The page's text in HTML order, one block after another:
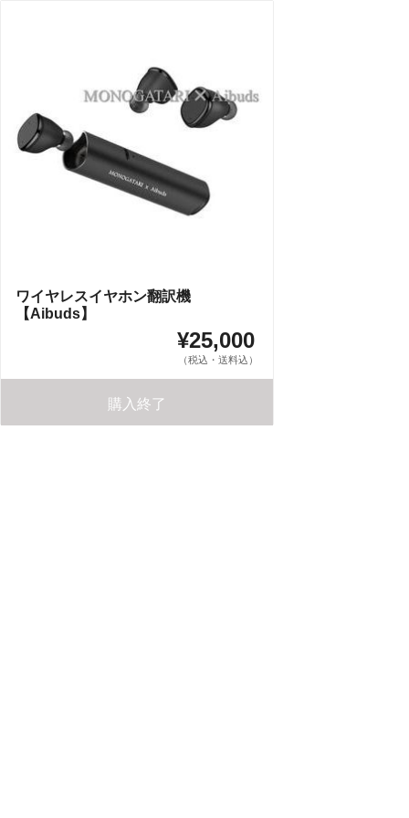
ワイヤレスイヤホン翻訳機
【Aibuds】
¥25,000
（税込・送料込）
購入終了